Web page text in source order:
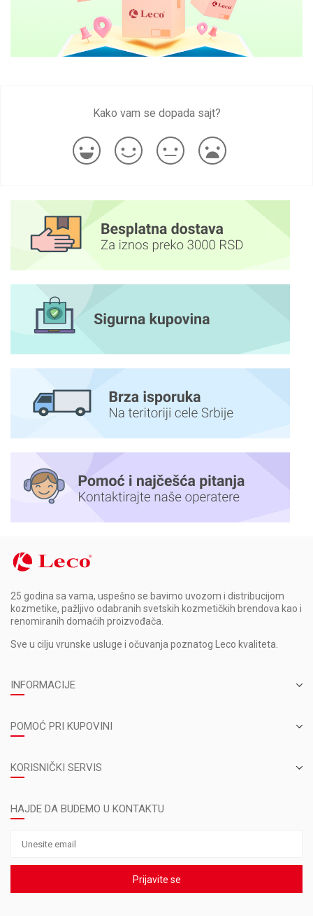
Kako vam se dopada sajt?
25 godina sa vama, uspešno se bavimo uvozom i distribucijom
kozmetike, pažljivo odabranih svetskih kozmetičkih brendova kao i
renomiranih domaćih proizvođača.
Sve u cilju vrunske usluge i očuvanja poznatog Leco kvaliteta.
INFORMACIJE
POMOĆ PRI KUPOVINI
KORISNIČKI SERVIS
HAJDE DA BUDEMO U KONTAKTU
Prijavite se